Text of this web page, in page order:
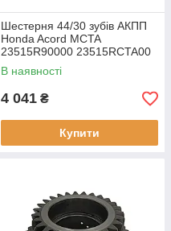
Шестерня 44/30 зубів АКПП
Honda Acord MCTA
23515R90000 23515RCTA00
23516RCLA00 (Б. У.)
В наявності
4 041 ₴
Купити